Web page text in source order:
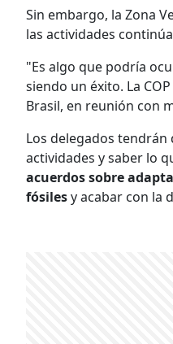
Sin embargo, la Zona
las actividades
"Es algo que podría
siendo un éxito. La
Brasil, en reunión con
Los delegados
actividades y saber lo
acuerdos sobre
fósilesy acabar con la